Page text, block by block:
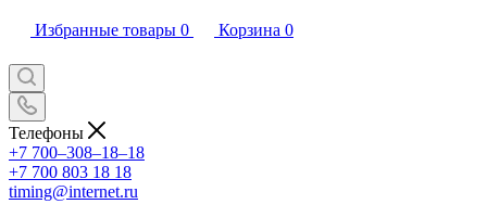
Избранные товары 0 Корзина 0
Телефоны
+7 700‒308‒18‒18
+7 700 803 18 18
timing@internet.ru